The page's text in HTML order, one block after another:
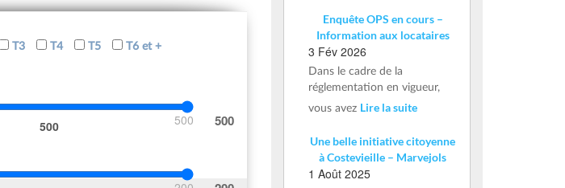
T3 T4 T5 T6 et +
500 500
Enquête OPS en cours –
Information aux locataires
3 Fév 2026
Dans le cadre de la
réglementation en vigueur,
vous avez Lire la suite
Une belle initiative citoyenne
à Costevieille – Marvejols
1 Août 2025